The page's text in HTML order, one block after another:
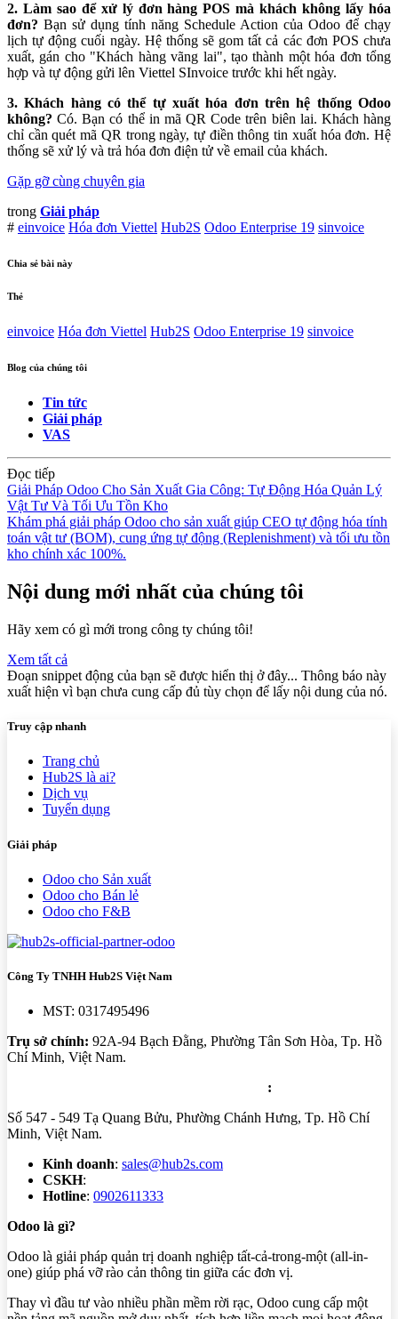
2. Làm sao để xử lý đơn hàng POS mà khách không lấy hóa
đơn? Bạn sử dụng tính năng Schedule Action của Odoo để chạy
lịch tự động cuối ngày. Hệ thống sẽ gom tất cả các đơn POS chưa
xuất, gán cho "Khách hàng vãng lai", tạo thành một hóa đơn tổng
hợp và tự động gửi lên Viettel SInvoice trước khi hết ngày.
3. Khách hàng có thể tự xuất hóa đơn trên hệ thống Odoo
không? Có. Bạn có thể in mã QR Code trên biên lai. Khách hàng
chỉ cần quét mã QR trong ngày, tự điền thông tin xuất hóa đơn. Hệ
thống sẽ xử lý và trả hóa đơn điện tử về email của khách.
Gặp gỡ cùng chuyên gia
trong Giải pháp
# einvoice Hóa đơn Viettel Hub2S Odoo Enterprise 19 sinvoice
Chia sẻ bài này
Thẻ
einvoice Hóa đơn Viettel Hub2S Odoo Enterprise 19 sinvoice
Blog của chúng tôi
Tin tức
Giải pháp
VAS
Đọc tiếp
Giải Pháp Odoo Cho Sản Xuất Gia Công: Tự Động Hóa Quản Lý
Vật Tư Và Tối Ưu Tồn Kho
Khám phá giải pháp Odoo cho sản xuất giúp CEO tự động hóa tính
toán vật tư (BOM), cung ứng tự động (Replenishment) và tối ưu tồn
kho chính xác 100%.
Nội dung mới nhất của chúng tôi
Hãy xem có gì mới trong công ty chúng tôi!
Xem tất cả
Đoạn snippet động của bạn sẽ được hiển thị ở đây... Thông báo này
xuất hiện vì bạn chưa cung cấp đủ tùy chọn để lấy nội dung của nó.
Truy cập nhanh
Trang chủ
Hub2S là ai?
Dịch vụ
Tuyển dụng
Giải pháp
Odoo cho Sản xuất
Odoo cho Bán lẻ
Odoo cho F&B
Công Ty TNHH Hub2S Việt Nam
MST: 0317495496
Trụ sở chính: 92A-94 Bạch Đằng, Phường Tân Sơn Hòa, Tp. Hồ
Chí Minh, Việt Nam.
:
Số 547 - 549 Tạ Quang Bửu, Phường Chánh Hưng, Tp. Hồ Chí
Minh, Việt Nam.
Kinh doanh: sales@hub2s.com
CSKH:
Hotline: 0902611333
Odoo là gì?
Odoo là giải pháp quản trị doanh nghiệp tất-cả-trong-một (all-in-
one) giúp phá vỡ rào cản thông tin giữa các đơn vị.
Thay vì đầu tư vào nhiều phần mềm rời rạc, Odoo cung cấp một